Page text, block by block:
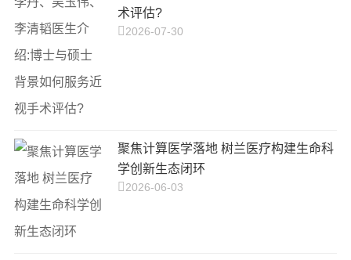
术评估?
2026-07-30
聚焦计算医学落地 树兰医疗构建生命科
学创新生态闭环
2026-06-03